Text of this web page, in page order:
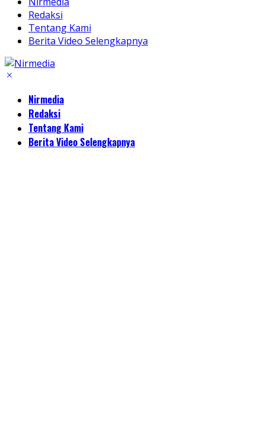
Redaksi
Tentang Kami
Berita Video Selengkapnya
Nirmedia
Redaksi
Tentang Kami
Berita Video Selengkapnya